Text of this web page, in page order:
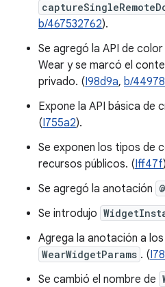
b/467532762).
Se agregó la API de
Wear y se marcó el
privado. (I98d9a, b/
Expone la API básica de
(I755a2).
Se exponen los tipos de
recursos públicos. (Iff47f)
Se agregó la anotación
Se introdujo
Agrega la anotación a
WearWidgetParams . (
Se cambió el nombre de